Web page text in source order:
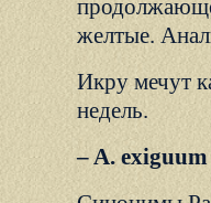
желтые.
Икру мечут
недель.
– A.